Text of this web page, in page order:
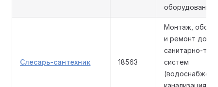
оборудования.
Слесарь-сантехник 18563
Монтаж,
и ремонт
санитарно-
систем
канализация,